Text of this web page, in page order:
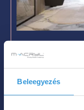
Beleegyezés
kád
Méret 